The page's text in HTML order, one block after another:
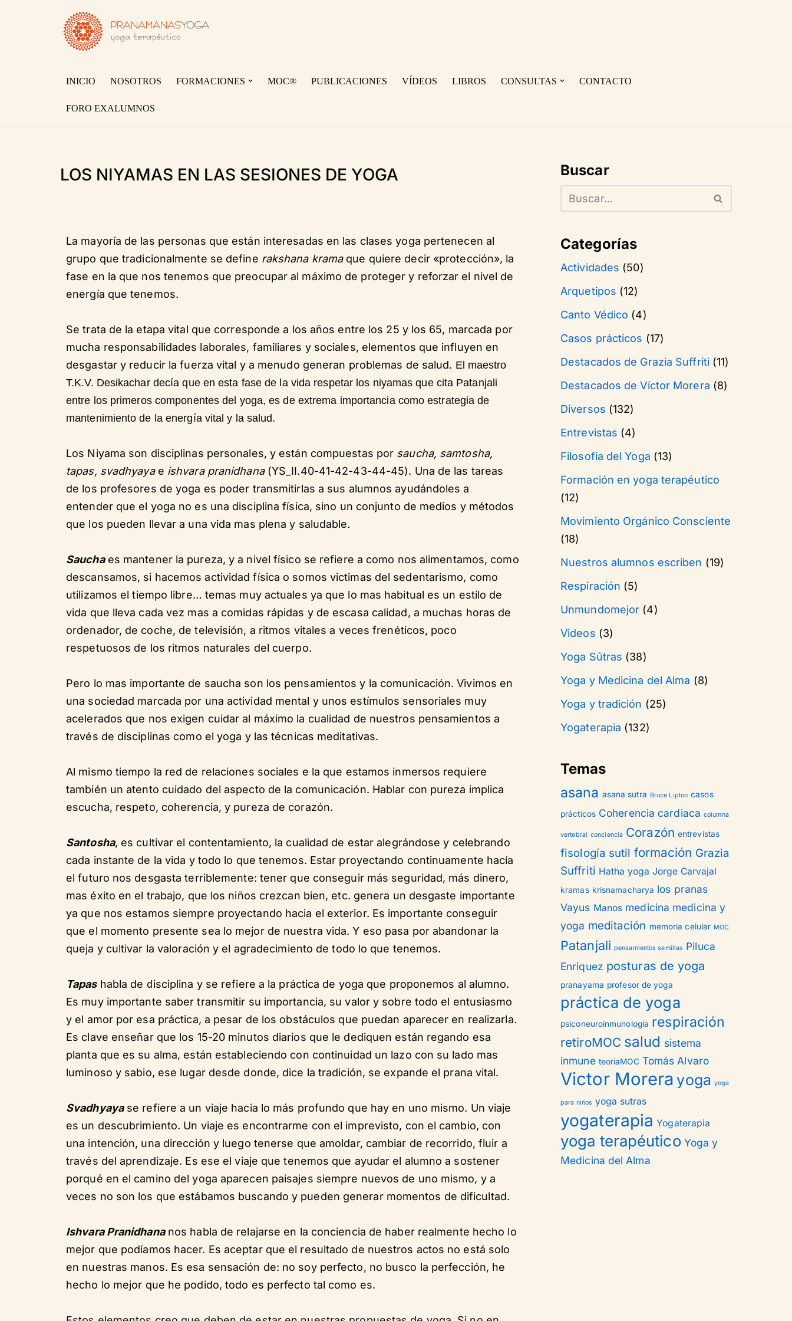
INICIO NOSOTROS FORMACIONES MOC® PUBLICACIONES VÍDEOS LIBROS CONSULTAS CONTACTO
FORO EXALUMNOS
LOS NIYAMAS EN LAS SESIONES DE YOGA
La mayoría de las personas que están interesadas en las clases yoga pertenecen al
grupo que tradicionalmente se define rakshana kramaque quiere decir «protección», la
fase en la que nos tenemos que preocupar al máximo de proteger y reforzar el nivel de
energía que tenemos.
Se trata de la etapa vital que corresponde a los años entre los 25 y los 65, marcada por
mucha responsabilidades laborales, familiares y sociales, elementos que influyen en
desgastar y reducir la fuerza vital y a menudo generan problemas de salud. El maestro
T.K.V. Desikachar decía que en esta fase de la vida respetar los niyamas que cita Patanjali
entre los primeros componentes del yoga, es de extrema importancia como estrategia de
mantenimiento de la energía vital y la salud.
Los Niyama son disciplinas personales, y están compuestas por saucha, samtosha,
tapas, svadhyaya e ishvara pranidhana(YS_II.40-41-42-43-44-45). Una de las tareas
de los profesores de yoga es poder transmitirlas a sus alumnos ayudándoles a
entender que el yoga no es una disciplina física, sino un conjunto de medios y métodos
que los pueden llevar a una vida mas plena y saludable.
Sauchaes mantener la pureza, y a nivel físico se refiere a como nos alimentamos, como
descansamos, si hacemos actividad física o somos victimas del sedentarismo, como
utilizamos el tiempo libre… temas muy actuales ya que lo mas habitual es un estilo de
vida que lleva cada vez mas a comidas rápidas y de escasa calidad, a muchas horas de
ordenador, de coche, de televisión, a ritmos vitales a veces frenéticos, poco
respetuosos de los ritmos naturales del cuerpo.
Pero lo mas importante de saucha son los pensamientos y la comunicación. Vivimos en
una sociedad marcada por una actividad mental y unos estímulos sensoriales muy
acelerados que nos exigen cuidar al máximo la cualidad de nuestros pensamientos a
través de disciplinas como el yoga y las técnicas meditativas.
Al mismo tiempo la red de relaciones sociales e la que estamos inmersos requiere
también un atento cuidado del aspecto de la comunicación. Hablar con pureza implica
escucha, respeto, coherencia, y pureza de corazón.
Santosha, es cultivar el contentamiento, la cualidad de estar alegrándose y celebrando
cada instante de la vida y todo lo que tenemos. Estar proyectando continuamente hacía
el futuro nos desgasta terriblemente: tener que conseguir más seguridad, más dinero,
mas éxito en el trabajo, que los niños crezcan bien, etc. genera un desgaste importante
ya que nos estamos siempre proyectando hacia el exterior. Es importante conseguir
que el momento presente sea lo mejor de nuestra vida. Y eso pasa por abandonar la
queja y cultivar la valoración y el agradecimiento de todo lo que tenemos.
Tapashabla de disciplina y se refiere a la práctica de yoga que proponemos al alumno.
Es muy importante saber transmitir su importancia, su valor y sobre todo el entusiasmo
y el amor por esa práctica, a pesar de los obstáculos que puedan aparecer en realizarla.
Es clave enseñar que los 15-20 minutos diarios que le dediquen están regando esa
planta que es su alma, están estableciendo con continuidad un lazo con su lado mas
luminoso y sabio, ese lugar desde donde, dice la tradición, se expande el prana vital.
Svadhyaya se refiere a un viaje hacia lo más profundo que hay en uno mismo. Un viaje
es un descubrimiento. Un viaje es encontrarme con el imprevisto, con el cambio, con
una intención, una dirección y luego tenerse que amoldar, cambiar de recorrido, fluir a
través del aprendizaje. Es ese el viaje que tenemos que ayudar el alumno a sostener
porqué en el camino del yoga aparecen paisajes siempre nuevos de uno mismo, y a
veces no son los que estábamos buscando y pueden generar momentos de dificultad.
Ishvara Pranidhananos habla de relajarse en la conciencia de haber realmente hecho lo
mejor que podíamos hacer. Es aceptar que el resultado de nuestros actos no está solo
en nuestras manos. Es esa sensación de: no soy perfecto, no busco la perfección, he
hecho lo mejor que he podido, todo es perfecto tal como es.
Buscar
Categorías
Actividades (50)
Arquetipos (12)
Canto Védico (4)
Casos prácticos (17)
Destacados de Grazia Suffriti(11)
Destacados de Víctor Morera (8)
Diversos (132)
Entrevistas (4)
Filosofía del Yoga (13)
Formación en yoga terapéutico
(12)
Movimiento Orgánico Consciente
(18)
Nuestros alumnos escriben (19)
Respiración (5)
Unmundomejor (4)
Videos (3)
Yoga Sûtras (38)
Yoga y Medicina del Alma (8)
Yoga y tradición (25)
Yogaterapia (132)
Temas
asana asana sutra Bruce Lipton casos
prácticos Coherencia cardiaca columna
vertebral conciencia Corazón entrevistas
fisología sutil formación Grazia
Suffriti Hatha yoga Jorge Carvajal
kramas krisnamacharya los pranas
Vayus Manos medicina medicina y
yoga meditación memoria celular MOC
Patanjali pensamientos semillas Piluca
Enriquez posturas de yoga
pranayama profesor de yoga
práctica de yoga
psiconeuroinmunología respiración
retiroMOC salud sistema
inmune teoriaMOC Tomás Alvaro
Victor Morera yoga yoga
para niños yoga sutras
yogaterapia Yogaterapia
yoga terapéutico Yoga y
Medicina del Alma